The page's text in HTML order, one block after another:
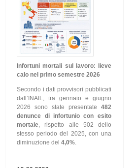
Infortuni mortali sul lavoro: lieve
calo nel primo semestre 2026
Secondo i dati provvisori pubblicati
dall’INAIL, tra gennaio e giugno
2026 sono state presentate 482
denunce di infortunio con esito
mortale , rispetto alle 502 dello
stesso periodo del 2025, con una
diminuzione del4,0%